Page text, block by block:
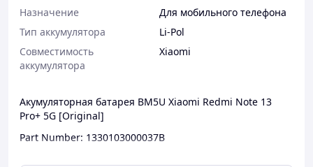
Назначение
Для мобильного телефона
Тип аккумулятора
Li-Pol
Совместимость
аккумулятора
Xiaomi
Акумуляторная батарея BM5U Xiaomi Redmi Note 13
Pro+ 5G [Original]
Part Number: 1330103000037B